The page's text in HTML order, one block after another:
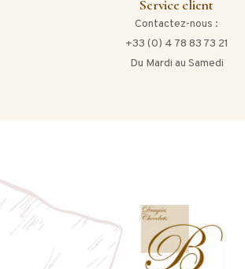
Service client
Contactez-nous :
+33 (0) 4 78 83 73 21
Du Mardi au Samedi